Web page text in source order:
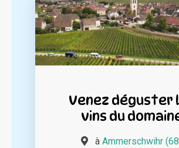
Venez déguster
vins du
à Ammerschwihr